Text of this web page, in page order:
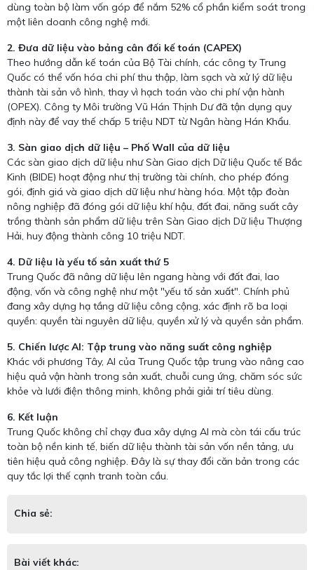
dùng toàn bộ làm vốn góp để nắm 52% cổ phần kiểm soát trong
một liên doanh công nghệ mới.
2. Đưa dữ liệu vào bảng cân đối kế toán (CAPEX)
Theo hướng dẫn kế toán của Bộ Tài chính, các công ty Trung
Quốc có thể vốn hóa chi phí thu thập, làm sạch và xử lý dữ liệu
thành tài sản vô hình, thay vì hạch toán vào chi phí vận hành
(OPEX). Công ty Môi trường Vũ Hán Thịnh Dư đã tận dụng quy
định này để vay thế chấp 5 triệu NDT từ Ngân hàng Hán Khẩu.
3. Sàn giao dịch dữ liệu – Phố Wall của dữ liệu
Các sàn giao dịch dữ liệu như Sàn Giao dịch Dữ liệu Quốc tế Bắc
Kinh (BIDE) hoạt động như thị trường tài chính, cho phép đóng
gói, định giá và giao dịch dữ liệu như hàng hóa. Một tập đoàn
nông nghiệp đã đóng gói dữ liệu khí hậu, đất đai, năng suất cây
trồng thành sản phẩm dữ liệu trên Sàn Giao dịch Dữ liệu Thượng
Hải, huy động thành công 10 triệu NDT.
4. Dữ liệu là yếu tố sản xuất thứ 5
Trung Quốc đã nâng dữ liệu lên ngang hàng với đất đai, lao
động, vốn và công nghệ như một "yếu tố sản xuất". Chính phủ
đang xây dựng hạ tầng dữ liệu công cộng, xác định rõ ba loại
quyền: quyền tài nguyên dữ liệu, quyền xử lý và quyền sản phẩm.
5. Chiến lược AI: Tập trung vào năng suất công nghiệp
Khác với phương Tây, AI của Trung Quốc tập trung vào nâng cao
hiệu quả vận hành trong sản xuất, chuỗi cung ứng, chăm sóc sức
khỏe và lưới điện thông minh, không phải giải trí tiêu dùng.
6. Kết luận
Trung Quốc không chỉ chạy đua xây dựng AI mà còn tái cấu trúc
toàn bộ nền kinh tế, biến dữ liệu thành tài sản vốn nền tảng, ưu
tiên hiệu quả công nghiệp. Đây là sự thay đổi căn bản trong các
quy tắc lợi thế cạnh tranh toàn cầu.
Chia sẻ:
Bài viết khác: